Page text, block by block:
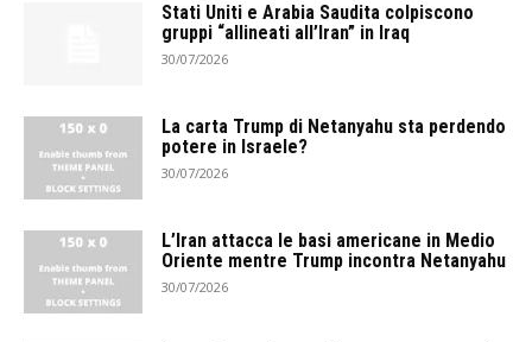
Stati Uniti e Arabia Saudita colpiscono
gruppi “allineati all’Iran” in Iraq
30/07/2026
La carta Trump di Netanyahu sta perdendo
potere in Israele?
30/07/2026
L’Iran attacca le basi americane in Medio
Oriente mentre Trump incontra Netanyahu
30/07/2026